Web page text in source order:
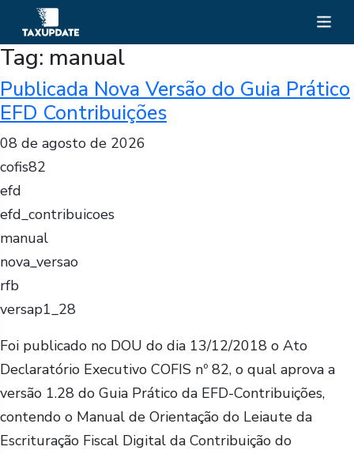
Tag: manual
Publicada Nova Versão do Guia Prático
EFD Contribuições
08 de agosto de 2026
cofis82
efd
efd_contribuicoes
manual
nova_versao
rfb
versap1_28
Foi publicado no DOU do dia 13/12/2018 o Ato
Declaratório Executivo COFIS nº 82, o qual aprova a
versão 1.28 do Guia Prático da EFD-Contribuições,
contendo o Manual de Orientação do Leiaute da
Escrituração Fiscal Digital da Contribuição do